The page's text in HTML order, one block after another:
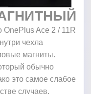
Ace 2 / 11R
чехла
магниты.
обычно
это самое слабое
случаев,